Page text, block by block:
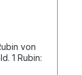
von
1 Rubin: